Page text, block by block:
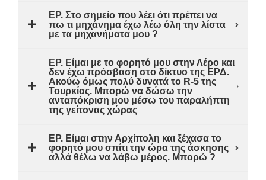
ΕΡ. Στο σημείο που λέει ότι πρέπει να
πω τι μηχάνημα έχω λέω όλη την λίστα
με τα μηχανήματα μου ?
ΕΡ. Είμαι με το φορητό μου στην Λέρο και
δεν έχω πρόσβαση στο δίκτυο της ΕΡΔ.
Ακούω όμως πολύ δυνατά το R-5 της
Τουρκίας. Μπορώ να δώσω την
ανταπόκριση μου μέσω του παραλήπτη
της γείτονας χώρας
ΕΡ. Είμαι στην Αρχίπολη και ξέχασα το
φορητό μου σπίτι την ώρα της άσκησης
αλλά θέλω να λάβω μέρος. Μπορώ ?